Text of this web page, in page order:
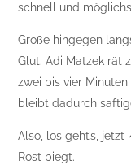
schnell und
Große hingegen
Glut. Adi Matzek rät
zwei bis vier
bleibt dadurch
Also, los geht’s,
Rost biegt.